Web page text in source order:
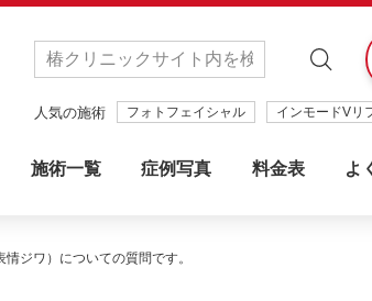
人気の施術 フォトフェイシャル インモードVリ
施術一覧 症例写真 料金表 よ
ジワ）についての質問です。